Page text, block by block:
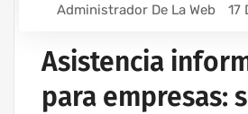
Administrador De La Web 17
Asistencia
para empresas: